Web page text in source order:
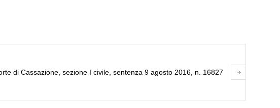
di Cassazione, sezione I civile, sentenza 9 agosto 2016, n. 16827